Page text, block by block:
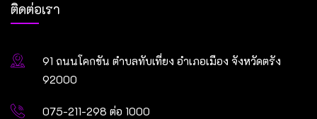
ติดต่อเรา
91 ถนนโคกขัน ตำบลทับเที่ยง อำเภอเมือง จังหวัดตรัง
92000
075-211-298 ต่อ 1000